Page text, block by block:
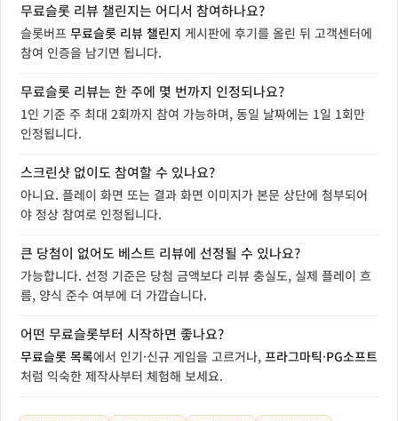
무료슬롯 리뷰 챌린지는 어디서 참여하나요?
슬롯버프 무료슬롯 리뷰 챌린지 게시판에 후기를 올린 뒤 고객센터에
참여 인증을 남기면 됩니다.
무료슬롯 리뷰는 한 주에 몇 번까지 인정되나요?
1인 기준 주 최대 2회까지 참여 가능하며, 동일 날짜에는 1일 1회만
인정됩니다.
스크린샷 없이도 참여할 수 있나요?
아니요. 플레이 화면 또는 결과 화면 이미지가 본문 상단에 첨부되어
야 정상 참여로 인정됩니다.
큰 당첨이 없어도 베스트 리뷰에 선정될 수 있나요?
가능합니다. 선정 기준은 당첨 금액보다 리뷰 충실도, 실제 플레이 흐
름, 양식 준수 여부에 더 가깝습니다.
어떤 무료슬롯부터 시작하면 좋나요?
무료슬롯 목록에서 인기·신규 게임을 고르거나, 프라그마틱·PG소프트
처럼 익숙한 제작사부터 체험해 보세요.